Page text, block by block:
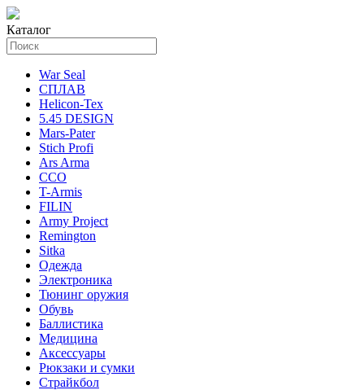
Каталог
War Seal
СПЛАВ
Helicon-Tex
5.45 DESIGN
Mars-Pater
Stich Profi
Ars Arma
ССО
T-Armis
FILIN
Army Project
Remington
Sitka
Одежда
Электроника
Тюнинг оружия
Обувь
Баллистика
Медицина
Аксессуары
Рюкзаки и сумки
Страйкбол